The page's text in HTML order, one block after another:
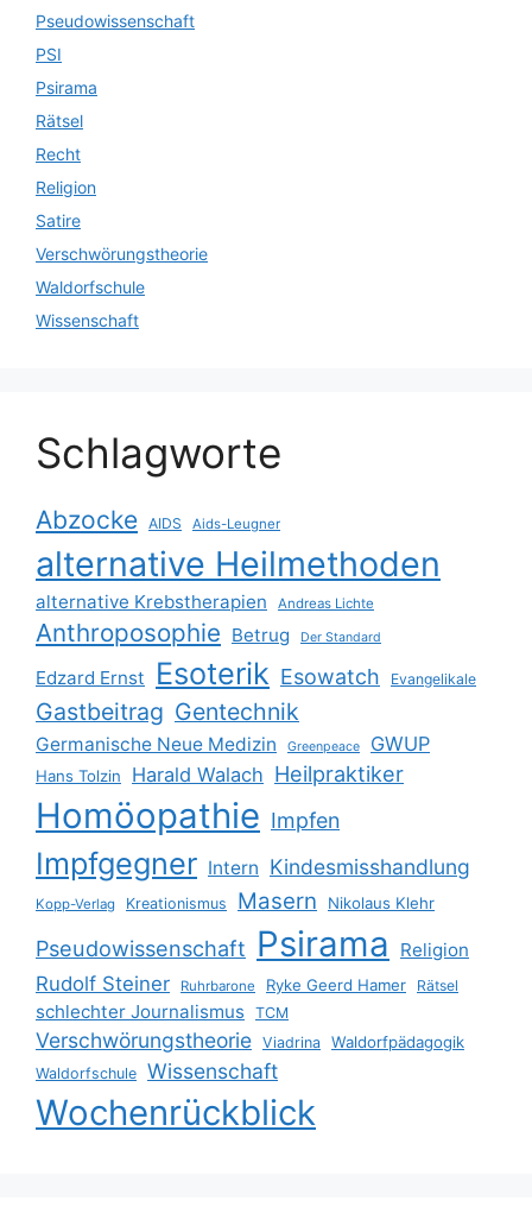
Pseudowissenschaft
PSI
Psirama
Rätsel
Recht
Religion
Satire
Verschwörungstheorie
Waldorfschule
Wissenschaft
Schlagworte
Abzocke AIDS Aids-Leugner
alternative Heilmethoden
alternative Krebstherapien Andreas Lichte
Anthroposophie Betrug Der Standard
Edzard Ernst Esoterik Esowatch Evangelikale
Gastbeitrag Gentechnik
Germanische Neue Medizin Greenpeace GWUP
Hans Tolzin Harald Walach Heilpraktiker
Homöopathie Impfen
Impfgegner Intern Kindesmisshandlung
Kopp-Verlag Kreationismus Masern Nikolaus Klehr
Pseudowissenschaft Psirama Religion
Rudolf Steiner Ruhrbarone Ryke Geerd Hamer Rätsel
schlechter Journalismus TCM
Verschwörungstheorie Viadrina Waldorfpädagogik
Waldorfschule Wissenschaft
Wochenrückblick